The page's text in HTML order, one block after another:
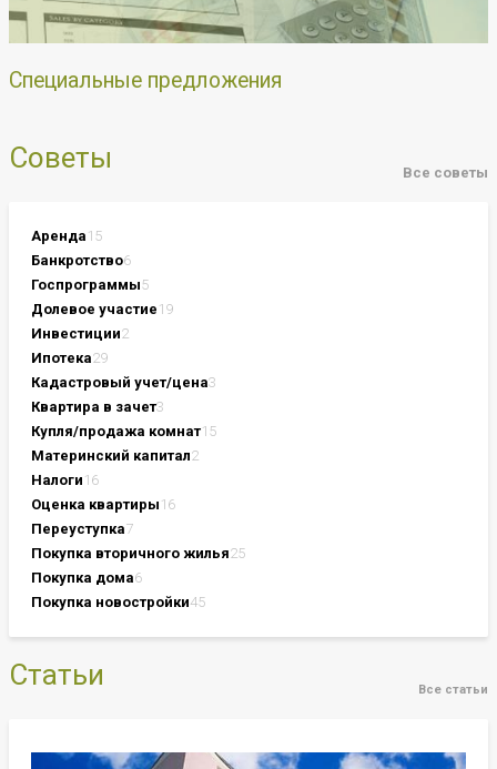
Специальные предложения
Советы
Аренда 15
Банкротство6
Госпрограммы5
Долевое участие 19
Инвестиции2
Ипотека29
Кадастровый учет/цена3
Квартира в зачет3
Купля/продажа комнат15
Материнский капитал2
Налоги 16
Оценка квартиры 16
Переуступка7
Покупка вторичного жилья25
Покупка дома6
Покупка новостройки45
Все советы
Статьи Все статьи